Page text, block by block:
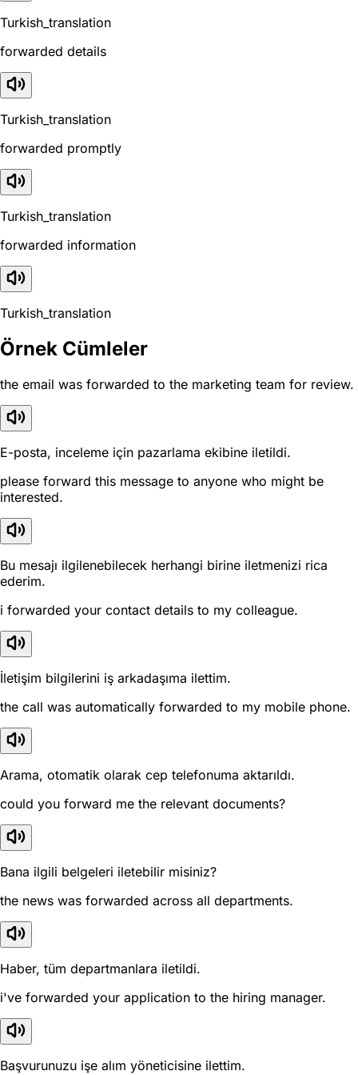
Turkish_translation
forwarded details
Turkish_translation
forwarded promptly
Turkish_translation
forwarded information
Turkish_translation
Örnek Cümleler
the email was forwarded to the marketing team for review.
E-posta, inceleme için pazarlama ekibine iletildi.
please forward this message to anyone who might be
interested.
Bu mesajı ilgilenebilecek herhangi birine iletmenizi rica
ederim.
i forwarded your contact details to my colleague.
İletişim bilgilerini iş arkadaşıma ilettim.
the call was automatically forwarded to my mobile phone.
Arama, otomatik olarak cep telefonuma aktarıldı.
could you forward me the relevant documents?
Bana ilgili belgeleri iletebilir misiniz?
the news was forwarded across all departments.
Haber, tüm departmanlara iletildi.
i've forwarded your application to the hiring manager.
Başvurunuzu işe alım yöneticisine ilettim.